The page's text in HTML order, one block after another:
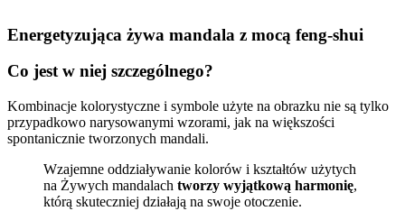
Energetyzująca żywa mandala z mocą feng-shui
Co jest w niej szczególnego?
Kombinacje kolorystyczne i symbole użyte na obrazku nie są tylko
przypadkowo narysowanymi wzorami, jak na większości
spontanicznie tworzonych mandali.
Wzajemne oddziaływanie kolorów i kształtów użytych
na Żywych mandalach tworzy wyjątkową harmonię,
którą skuteczniej działają na swoje otoczenie.